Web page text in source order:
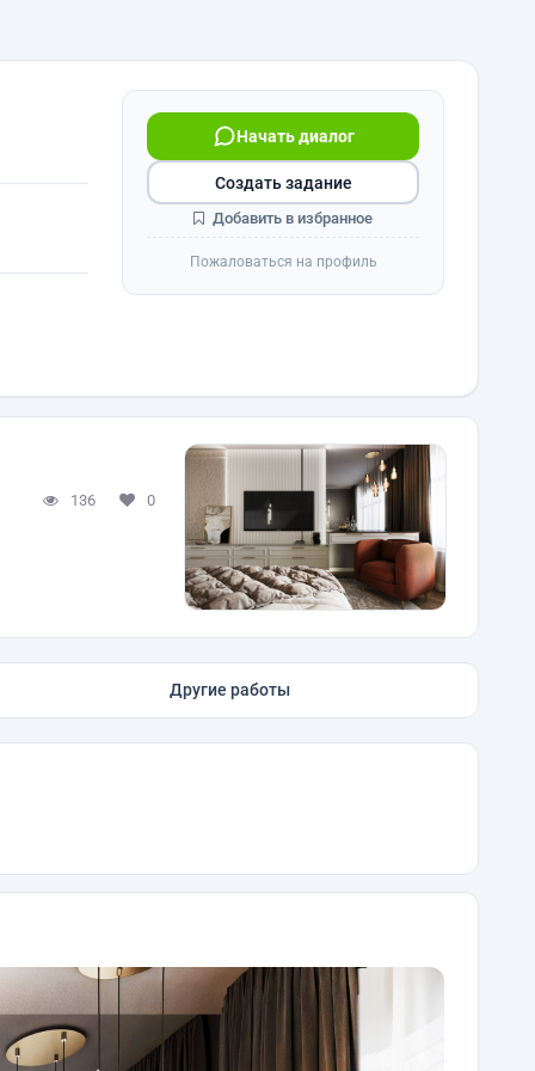
Начать диалог
Создать задание
Добавить в избранное
Пожаловаться на профиль
136 0
Другие работы